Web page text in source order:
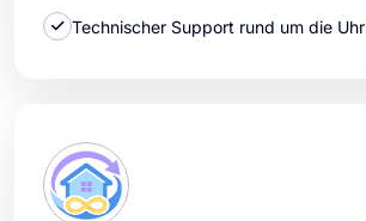
Technischer Support rund um die Uhr